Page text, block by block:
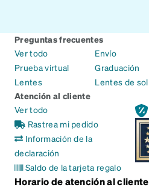
Preguntas frecuentes
Ver todo
Prueba virtual
Lentes
Envío
Graduación
Lentes de sol
Atención al cliente
Ver todo
Rastrea mi pedido
Información de la
declaración
Saldo de la tarjeta regalo
Horario de atención al cliente